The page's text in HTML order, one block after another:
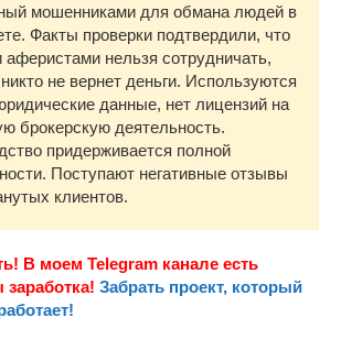
мошенниками для обмана людей в
Факты проверки подтвердили, что
аферистами нельзя сотрудничать,
никто не вернет деньги. Используются
данные, нет лицензий на
брокерскую деятельность.
придерживается полной
Поступают негативные отзывы
клиентов.
В моем Telegram канале есть
Забрать проект, который